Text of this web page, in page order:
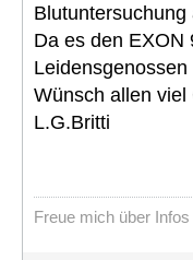
Da es den EXON
Wünsch allen
L.G.Britti
Freue mich über Infos